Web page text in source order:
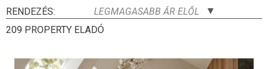
RENDEZÉS:
LEGMAGASABB ÁR ELŐL
209 PROPERTY ELADÓ